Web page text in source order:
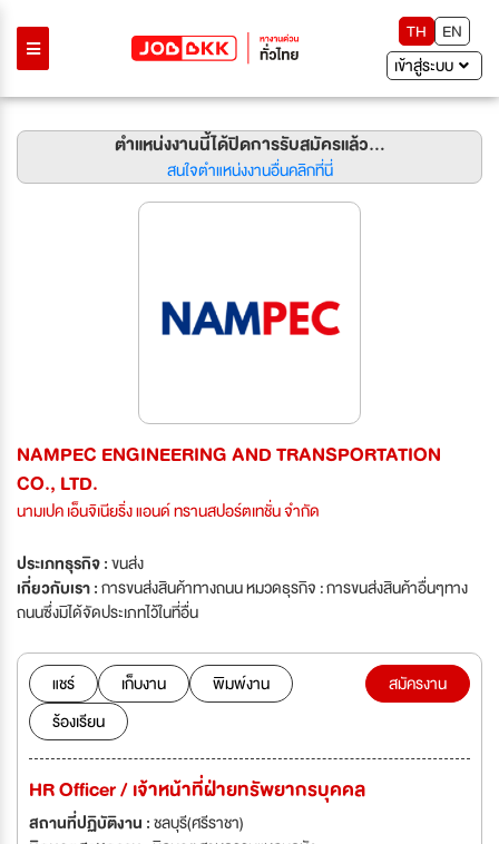
TH
EN
เข้าสู่ระบบ
ตำแหน่งงานนี้ได้ปิดการรับสมัครแล้ว...
สนใจตำแหน่งงานอื่นคลิกที่นี่
NAMPEC ENGINEERING AND TRANSPORTATION
CO., LTD.
นามเปค เอ็นจิเนียริ่ง แอนด์ ทรานสปอร์ตเทชั่น จำกัด
ประเภทธุรกิจ :ขนส่ง
เกี่ยวกับเรา :การขนส่งสินค้าทางถนน หมวดธุรกิจ : การขนส่งสินค้าอื่นๆทาง
ถนนซึ่งมิได้จัดประเภทไว้ในที่อื่น
แชร์ เก็บงาน
พิมพ์งาน
ร้องเรียน
สมัครงาน
HR Officer / เจ้าหน้าที่ฝ่ายทรัพยากรบุคคล
สถานที่ปฏิบัติงาน :ชลบุรี(ศรีราชา)